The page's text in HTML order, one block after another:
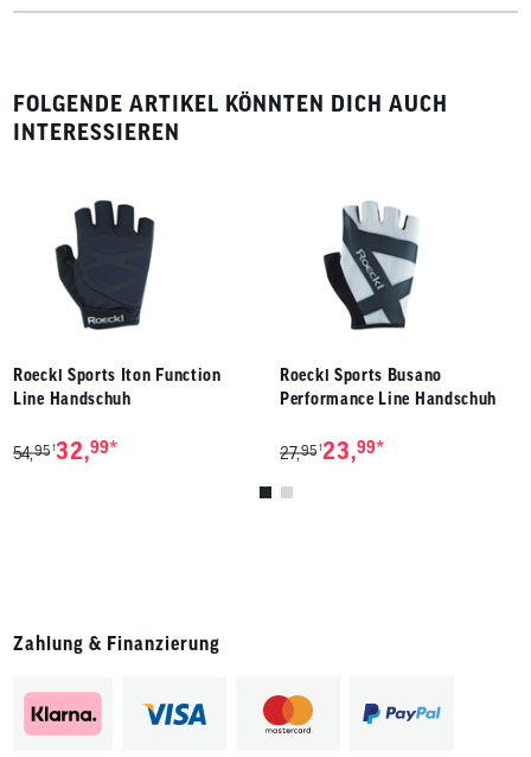
FOLGENDE ARTIKEL KÖNNTEN DICH AUCH
INTERESSIEREN
Roeckl Sports Iton Function
Line Handschuh
54,95 132,99*
Roeckl Sports Busano
Performance Line Handschuh
27,95 123,99*
Zahlung & Finanzierung